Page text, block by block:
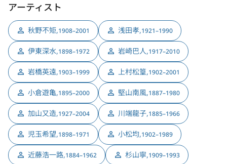
アーティスト
秋野不矩,1908–2001 浅田孝,1921–1990
伊東深水,1898–1972 岩崎巴人,1917–2010
岩橋英遠,1903–1999 上村松篁,1902–2001
小倉遊亀,1895–2000 堅山南風,1887–1980
加山又造,1927–2004 川端龍子,1885–1966
児玉希望,1898–1971 小松均,1902–1989
近藤浩一路,1884–1962 杉山寧,1909–1993